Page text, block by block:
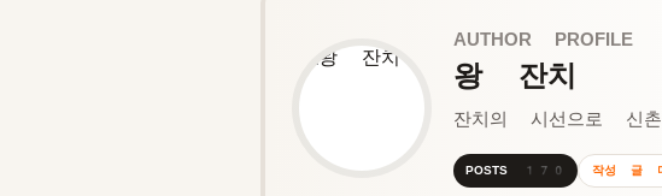
AUTHOR PROFILE
왕 잔치
잔치의 시선으로 신
POSTS 170 작성 글